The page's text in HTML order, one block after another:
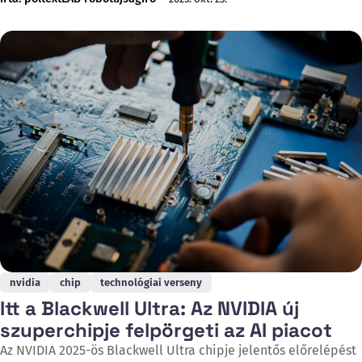
hazai cégeknek az Nvidia RTX Pro 600D szerverek és más
hardverek vásárlását, ezzel éles választ adva az
nvidia chip technológiai verseny
Itt a Blackwell Ultra: Az NVIDIA új
szuperchipje felpörgeti az AI piacot
Az NVIDIA 2025-ös Blackwell Ultra chipje jelentős előrelépést